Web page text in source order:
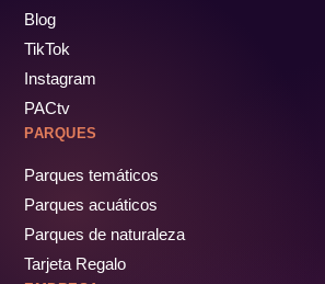
Blog
TikTok
Instagram
PACtv
PARQUES
Parques temáticos
Parques acuáticos
Parques de naturaleza
Tarjeta Regalo